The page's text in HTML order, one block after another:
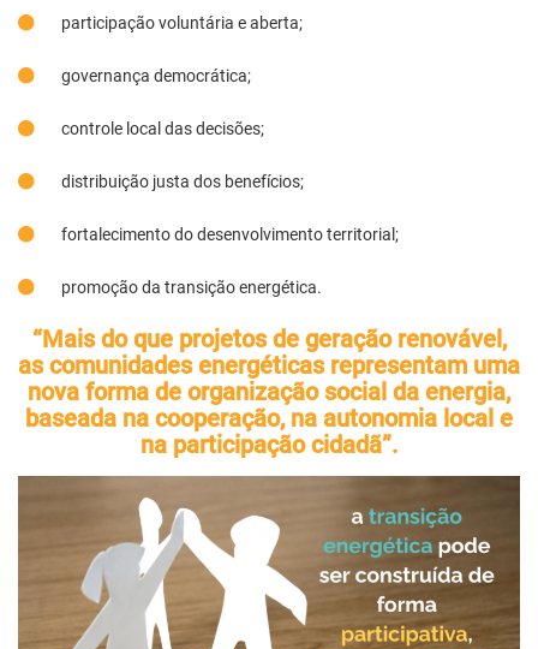
participação voluntária e aberta;
governança democrática;
controle local das decisões;
distribuição justa dos benefícios;
fortalecimento do desenvolvimento territorial;
promoção da transição energética.
“Mais do que projetos de geração renovável,
as comunidades energéticas representam uma
nova forma de organização social da energia,
baseada na cooperação, na autonomia local e
na participação cidadã”.